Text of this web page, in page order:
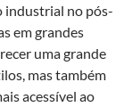
industrial no pós-
em grandes
uma grande
mas também
acessível ao